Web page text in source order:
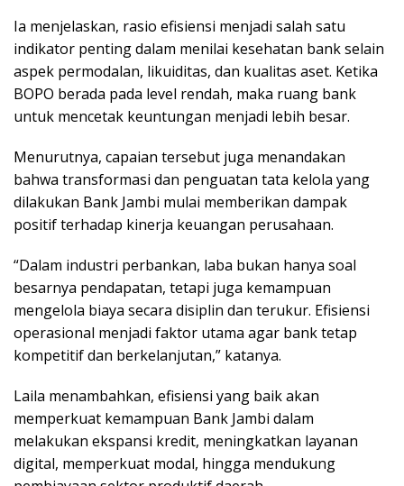
Ia menjelaskan, rasio efisiensi menjadi salah satu
indikator penting dalam menilai kesehatan bank selain
aspek permodalan, likuiditas, dan kualitas aset. Ketika
BOPO berada pada level rendah, maka ruang bank
untuk mencetak keuntungan menjadi lebih besar.
Menurutnya, capaian tersebut juga menandakan
bahwa transformasi dan penguatan tata kelola yang
dilakukan Bank Jambi mulai memberikan dampak
positif terhadap kinerja keuangan perusahaan.
“Dalam industri perbankan, laba bukan hanya soal
besarnya pendapatan, tetapi juga kemampuan
mengelola biaya secara disiplin dan terukur. Efisiensi
operasional menjadi faktor utama agar bank tetap
kompetitif dan berkelanjutan,” katanya.
Laila menambahkan, efisiensi yang baik akan
memperkuat kemampuan Bank Jambi dalam
melakukan ekspansi kredit, meningkatkan layanan
digital, memperkuat modal, hingga mendukung